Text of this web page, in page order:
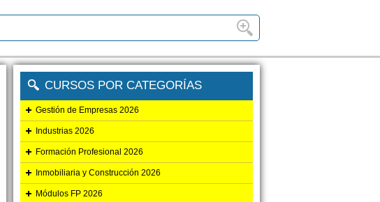
CURSOS POR CATEGORÍAS
Gestión de Empresas 2026
Industrias 2026
Formación Profesional 2026
Inmobiliaria y Construcción 2026
Módulos FP 2026